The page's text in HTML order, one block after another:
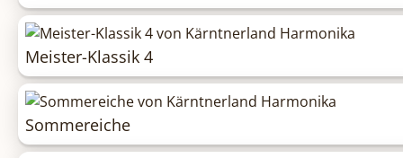
Meister-Klassik 4
Sommereiche